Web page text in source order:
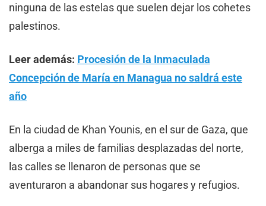
ninguna de las estelas que suelen dejar los cohetes
palestinos.
Leer además: Procesión de la Inmaculada
Concepción de María en Managua no saldrá este
año
En la ciudad de Khan Younis, en el sur de Gaza, que
alberga a miles de familias desplazadas del norte,
las calles se llenaron de personas que se
aventuraron a abandonar sus hogares y refugios.